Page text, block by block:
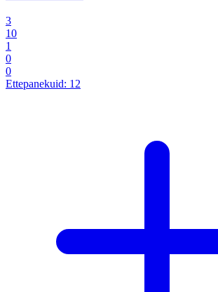
3
10
1
0
0
Ettepanekuid: 12